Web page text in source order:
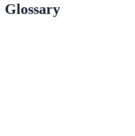
Glossary